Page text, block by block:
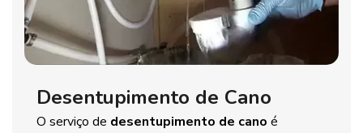
Desentupimento de Cano
O serviço de desentupimento de cano é